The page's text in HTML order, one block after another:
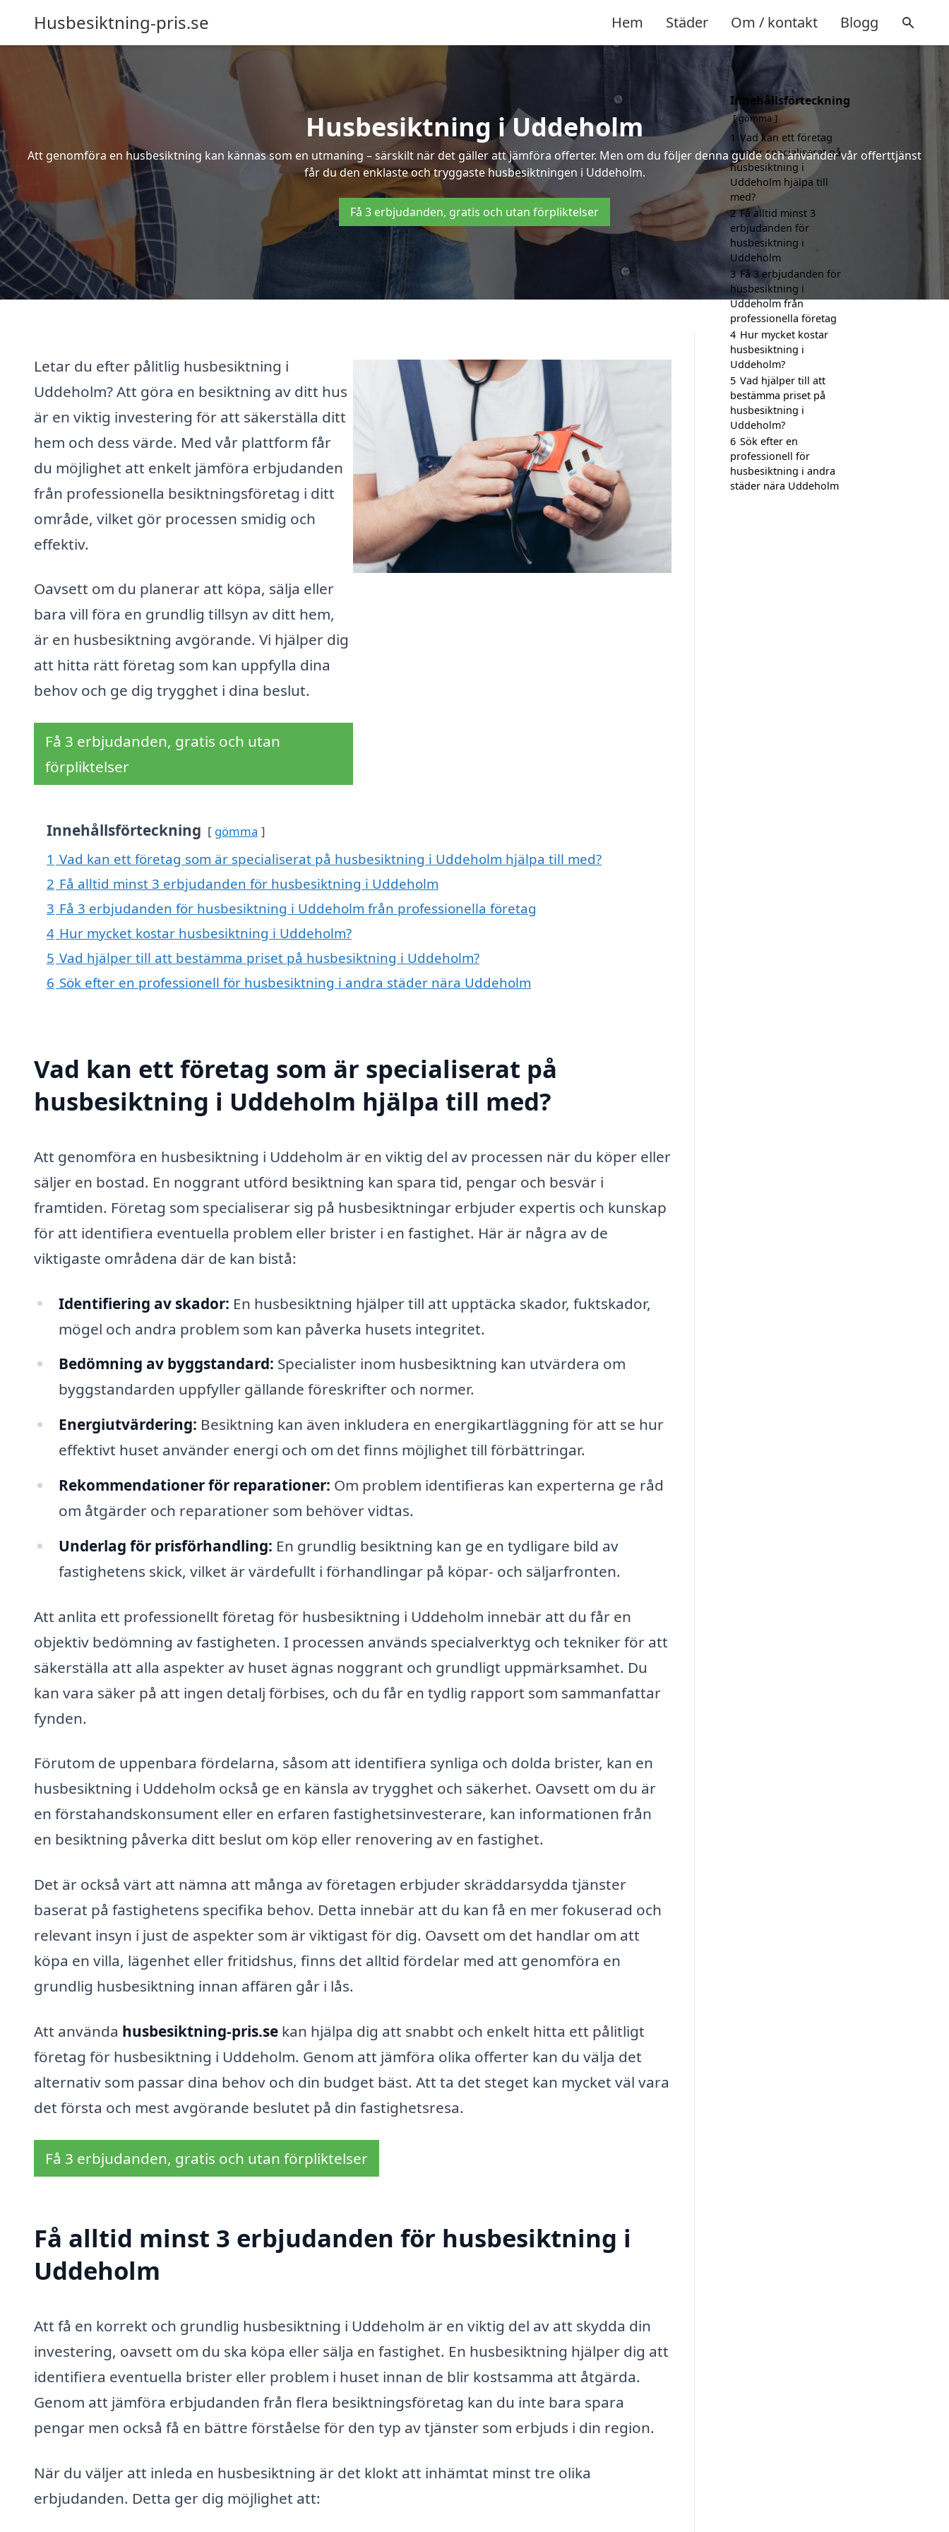
Husbesiktning-pris.se Hem Städer Om / kontakt Blogg
Husbesiktning i Uddeholm
Att genomföra en husbesiktning kan kännas som en utmaning – särskilt när det gäller att jämföra offerter. Men om du följer denna guide och använder vår offerttjänst
får du den enklaste och tryggaste husbesiktningen i Uddeholm.
Få 3 erbjudanden, gratis och utan förpliktelser
Letar du efter pålitlig husbesiktning i
Uddeholm? Att göra en besiktning av ditt hus
är en viktig investering för att säkerställa ditt
hem och dess värde. Med vår plattform får
du möjlighet att enkelt jämföra erbjudanden
från professionella besiktningsföretag i ditt
område, vilket gör processen smidig och
effektiv.
Oavsett om du planerar att köpa, sälja eller
bara vill föra en grundlig tillsyn av ditt hem,
är en husbesiktning avgörande. Vi hjälper dig
att hitta rätt företag som kan uppfylla dina
behov och ge dig trygghet i dina beslut.
Få 3 erbjudanden, gratis och utan
förpliktelser
Innehållsförteckning gömma
1 Vad kan ett företag som är specialiserat på husbesiktning i Uddeholm hjälpa till med?
2 Få alltid minst 3 erbjudanden för husbesiktning i Uddeholm
3 Få 3 erbjudanden för husbesiktning i Uddeholm från professionella företag
4 Hur mycket kostar husbesiktning i Uddeholm?
5 Vad hjälper till att bestämma priset på husbesiktning i Uddeholm?
6 Sök efter en professionell för husbesiktning i andra städer nära Uddeholm
Vad kan ett företag som är specialiserat på
husbesiktning i Uddeholm hjälpa till med?
Att genomföra en husbesiktning i Uddeholm är en viktig del av processen när du köper eller
säljer en bostad. En noggrant utförd besiktning kan spara tid, pengar och besvär i
framtiden. Företag som specialiserar sig på husbesiktningar erbjuder expertis och kunskap
för att identifiera eventuella problem eller brister i en fastighet. Här är några av de
viktigaste områdena där de kan bistå:
Identifiering av skador: En husbesiktning hjälper till att upptäcka skador, fuktskador,
mögel och andra problem som kan påverka husets integritet.
Bedömning av byggstandard: Specialister inom husbesiktning kan utvärdera om
byggstandarden uppfyller gällande föreskrifter och normer.
Energiutvärdering: Besiktning kan även inkludera en energikartläggning för att se hur
effektivt huset använder energi och om det finns möjlighet till förbättringar.
Rekommendationer för reparationer: Om problem identifieras kan experterna ge råd
om åtgärder och reparationer som behöver vidtas.
Underlag för prisförhandling: En grundlig besiktning kan ge en tydligare bild av
fastighetens skick, vilket är värdefullt i förhandlingar på köpar- och säljarfronten.
Att anlita ett professionellt företag för husbesiktning i Uddeholm innebär att du får en
objektiv bedömning av fastigheten. I processen används specialverktyg och tekniker för att
säkerställa att alla aspekter av huset ägnas noggrant och grundligt uppmärksamhet. Du
kan vara säker på att ingen detalj förbises, och du får en tydlig rapport som sammanfattar
fynden.
Förutom de uppenbara fördelarna, såsom att identifiera synliga och dolda brister, kan en
husbesiktning i Uddeholm också ge en känsla av trygghet och säkerhet. Oavsett om du är
en förstahandskonsument eller en erfaren fastighetsinvesterare, kan informationen från
en besiktning påverka ditt beslut om köp eller renovering av en fastighet.
Det är också värt att nämna att många av företagen erbjuder skräddarsydda tjänster
baserat på fastighetens specifika behov. Detta innebär att du kan få en mer fokuserad och
relevant insyn i just de aspekter som är viktigast för dig. Oavsett om det handlar om att
köpa en villa, lägenhet eller fritidshus, finns det alltid fördelar med att genomföra en
grundlig husbesiktning innan affären går i lås.
Att använda husbesiktning-pris.se kan hjälpa dig att snabbt och enkelt hitta ett pålitligt
företag för husbesiktning i Uddeholm. Genom att jämföra olika offerter kan du välja det
alternativ som passar dina behov och din budget bäst. Att ta det steget kan mycket väl vara
det första och mest avgörande beslutet på din fastighetsresa.
Få 3 erbjudanden, gratis och utan förpliktelser
Få alltid minst 3 erbjudanden för husbesiktning i
Uddeholm
Att få en korrekt och grundlig husbesiktning i Uddeholm är en viktig del av att skydda din
investering, oavsett om du ska köpa eller sälja en fastighet. En husbesiktning hjälper dig att
identifiera eventuella brister eller problem i huset innan de blir kostsamma att åtgärda.
Genom att jämföra erbjudanden från flera besiktningsföretag kan du inte bara spara
pengar men också få en bättre förståelse för den typ av tjänster som erbjuds i din region.
När du väljer att inleda en husbesiktning är det klokt att inhämtat minst tre olika
erbjudanden. Detta ger dig möjlighet att:
Innehållsförteckning
gömma
1 Vad kan ett företag
som är specialiserat på
husbesiktning i
Uddeholm hjälpa till
med?
2 Få alltid minst 3
erbjudanden för
husbesiktning i
Uddeholm
3 Få 3 erbjudanden för
husbesiktning i
Uddeholm från
professionella företag
4 Hur mycket kostar
husbesiktning i
Uddeholm?
5 Vad hjälper till att
bestämma priset på
husbesiktning i
Uddeholm?
6 Sök efter en
professionell för
husbesiktning i andra
städer nära Uddeholm